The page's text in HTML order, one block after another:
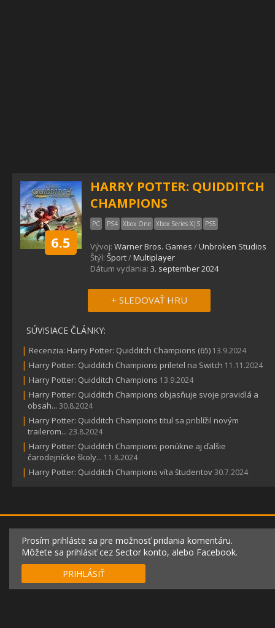
6.5
HARRY POTTER: QUIDDITCH
CHAMPIONS
PC PS4 Xbox One Xbox Series X|S PS5
Vývoj: Warner Bros. Games /Unbroken Studios
Štýl: Šport/Multiplayer
Dátum vydania: 3. september 2024
+ SLEDOVAŤ HRU
SÚVISIACE ČLÁNKY:
| Recenzia: Harry Potter: Quidditch Champions (65) 13.9.2024
| Harry Potter: Quidditch Champions priletel na Switch 11.11.2024
| Harry Potter: Quidditch Champions 13.9.2024
| Harry Potter: Quidditch Champions objasňuje svoje pravidlá a
obsah... 30.8.2024
| Harry Potter: Quidditch Champions titul sa priblížil novým
trailerom... 23.8.2024
| Harry Potter: Quidditch Champions ponúkne aj ďalšie
čarodejnícke školy... 11.8.2024
| Harry Potter: Quidditch Champions víta študentov30.7.2024
Prosím prihláste sa pre možnosť pridania komentáru.
Môžete sa prihlásiť cez Sector konto, alebo Facebook.
PRIHLÁSIŤ